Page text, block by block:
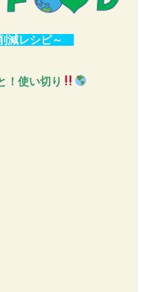
減レシピ～
！使い切り